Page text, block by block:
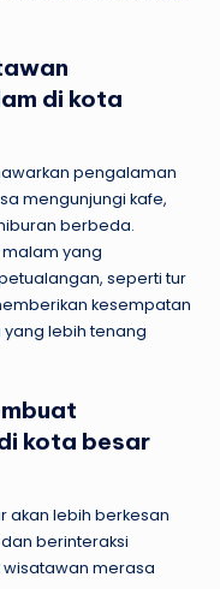
di kota
pengalaman
mengunjungi kafe,
berbeda.
yang
seperti tur
kesempatan
lebih tenang
kota besar
akan lebih berkesan
berinteraksi
merasa